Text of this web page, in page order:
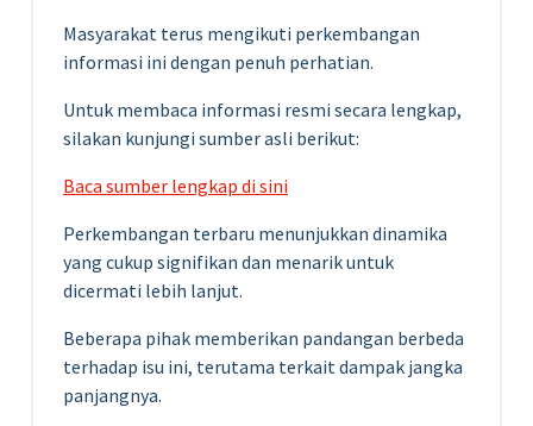
Masyarakat terus mengikuti perkembangan
informasi ini dengan penuh perhatian.
Untuk membaca informasi resmi secara lengkap,
silakan kunjungi sumber asli berikut:
Baca sumber lengkap di sini
Perkembangan terbaru menunjukkan dinamika
yang cukup signifikan dan menarik untuk
dicermati lebih lanjut.
Beberapa pihak memberikan pandangan berbeda
terhadap isu ini, terutama terkait dampak jangka
panjangnya.